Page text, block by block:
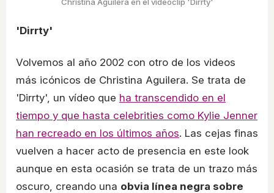
Christina Aguilera en el videoclip 'Dirrty'
'Dirrty'
Volvemos al año 2002 con otro de los videos
más icónicos de Christina Aguilera. Se trata de
'Dirrty', un vídeo que ha transcendido en el
tiempo y que hasta celebrities como Kylie Jenner
han recreado en los últimos años. Las cejas finas
vuelven a hacer acto de presencia en este look
aunque en esta ocasión se trata de un trazo más
oscuro, creando una obvia línea negra sobre